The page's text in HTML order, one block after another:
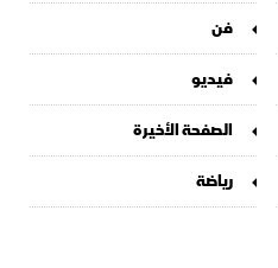
فن
فيديو
الصفحة الأخيرة
رياضة